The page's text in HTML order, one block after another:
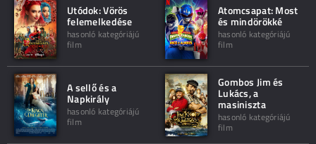
Utódok: Vörös
felemelkedése
hasonló kategóriájú
film
Atomcsapat: Most
és mindörökké
hasonló kategóriájú
film
A sellő és a
Napkirály
hasonló kategóriájú
film
Gombos Jim és
Lukács, a
masiniszta
hasonló kategóriájú
film